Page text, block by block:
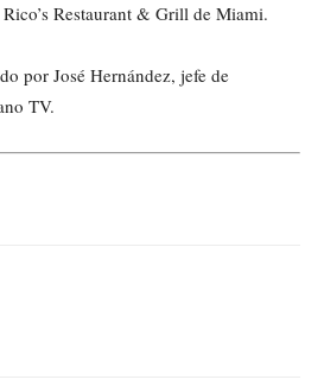
Restaurant & Grill de Miami.
por José Hernández, jefe de
TV.